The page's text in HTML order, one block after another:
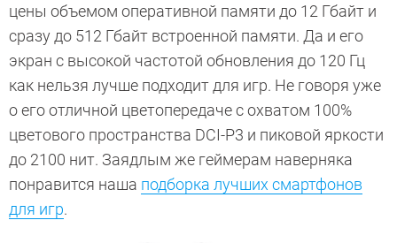
цены объемом оперативной памяти до 12 Гбайт и
сразу до 512 Гбайт встроенной памяти. Да и его
экран с высокой частотой обновления до 120 Гц
как нельзя лучше подходит для игр. Не говоря уже
о его отличной цветопередаче с охватом 100%
цветового пространства DCI-P3 и пиковой яркости
до 2100 нит. Заядлым же геймерам наверняка
понравится наша подборка лучших смартфонов
для игр.